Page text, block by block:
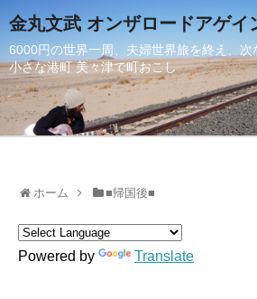
金丸文武 オンザロードアゲイ
6000円の世界一周、夫婦世界旅を終え、
小さな港町 美々津で町おこし
ホーム ■帰国後■
Powered by Translate